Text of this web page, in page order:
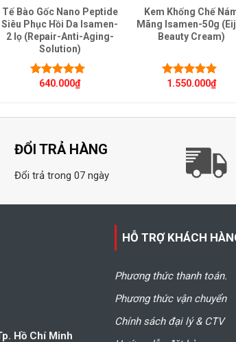
Tế Bào Gốc Nano Peptide
Siêu Phục Hồi Da Isamen-
2 lọ (Repair-Anti-Aging-
Solution)
Được xếp
640.000₫
Kem Khống Chế
Mãng Isamen-50g
Beauty Cream)
Được xếp
1.550.000₫
ĐỔI TRẢ HÀNG
Đổi trả trong 07 ngày
Hồ Chí Minh
HỖ TRỢ KHÁCH
Phương thức thanh toán.
Phương thức vận chuyển
Chính sách đại lý & CTV